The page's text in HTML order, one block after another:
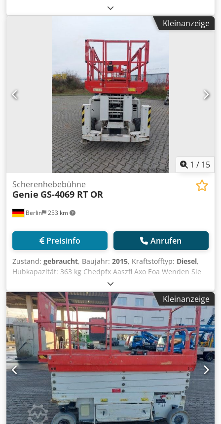
Sie sich an Gebrauchtgeräte Center, um weitere
Informationen zu erhalten. Csdpfxjzfl I Io Aa Ejha DE01
Kleinanzeige
1 / 15
Berlin 253 km
Scherenhebebühne
Genie GS-4069 RT OR
Preisinfo Anrufen
Zustand: gebraucht, Baujahr: 2015, Kraftstofftyp: Diesel,
Hubkapazität: 363 kg Chedpfx Aaszfl Axo Eoa Wenden Sie
sich an Gebrauchtgeräte Center, um weitere
Informationen zu erhalten. DE01
Kleinanzeige